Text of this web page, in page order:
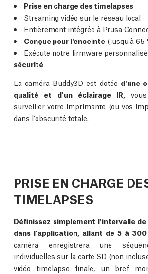
Prise en charge des timelapses
Streaming vidéo sur le réseau local
Entièrement intégrée à Prusa
Conçue pour l'enceinte (jusqu'à 65
Exécute notre firmware
sécurité
La caméra Buddy3D est dotée d'une
qualité et d'un éclairage IR,
surveiller votre imprimante (ou vos
dans l'obscurité totale.
PRISE EN CHARGE
TIMELAPSES
Définissez simplement l'intervalle
dans l'application, allant de 5 à 300
caméra enregistrera une
individuelles sur la carte SD (non
vidéo timelapse finale, un bref